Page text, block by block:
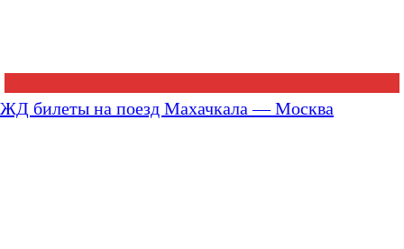
ЖД билеты на поезд Махачкала — Москва